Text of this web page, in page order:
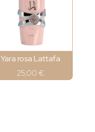
Yara rosa Lattafa
25,00 €